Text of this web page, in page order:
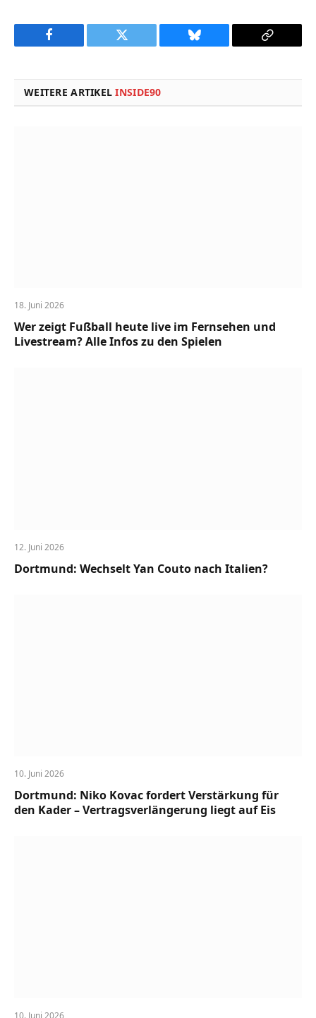
Facebook Twitter Bluesky
Copy
WEITERE ARTIKELINSIDE90
18. Juni 2026
Wer zeigt Fußball heute live im Fernsehen und
Livestream? Alle Infos zu den Spielen
12. Juni 2026
Dortmund: Wechselt Yan Couto nach Italien?
10. Juni 2026
Dortmund: Niko Kovac fordert Verstärkung für
den Kader – Vertragsverlängerung liegt auf Eis
10. Juni 2026